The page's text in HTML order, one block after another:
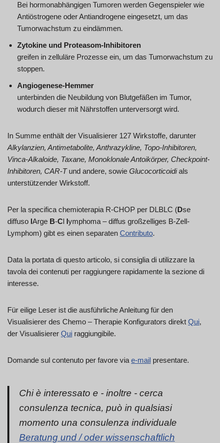
Bei hormonabhängigen Tumoren werden Gegenspieler wie
Antiöstrogene oder Antiandrogene eingesetzt, um das
Tumorwachstum zu eindämmen.
Zytokine und Proteasom-Inhibitoren
greifen in zelluläre Prozesse ein, um das Tumorwachstum zu
stoppen.
Angiogenese-Hemmer
unterbinden die Neubildung von Blutgefäßen im Tumor,
wodurch dieser mit Nährstoffen unterversorgt wird.
In Summe enthält der Visualisierer 127 Wirkstoffe, darunter
Alkylanzien, Antimetabolite, Anthrazykline, Topo-Inhibitoren,
Vinca-Alkaloide, Taxane, Monoklonale Antoikörper, Checkpoint-
Inhibitoren, CAR-Tund andere, sowie Glucocorticoidials
unterstützender Wirkstoff.
Per la specifica chemioterapia R-CHOP per DLBLC (Dse
diffuso lArge B-Cl lymphoma – diffus großzelliges B-Zell-
Lymphom) gibt es einen separaten Contributo.
Data la portata di questo articolo, si consiglia di utilizzare la
tavola dei contenuti per raggiungere rapidamente la sezione di
interesse.
Für eilige Leser ist die ausführliche Anleitung für den
Visualisierer des Chemo – Therapie Konfigurators direkt Qui,
der Visualisierer Qui raggiungibile.
Domande sul contenuto per favore via e-mail presentare.
Chi è interessato e - inoltre - cerca
consulenza tecnica, può in qualsiasi
momento una consulenza individuale
Beratung und / oder wissenschaftlich